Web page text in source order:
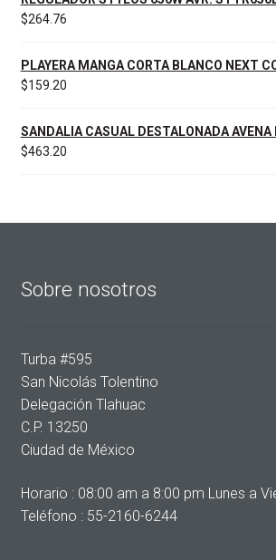
$264.76
PLAYERA MANGA CORTA BLANCO NEXT
$159.20
SANDALIA CASUAL DESTALONADA AVENA
$463.20
Sobre nosotros
Turba #595
San Nicolás Tolentino
Delegación Tlahuac
C.P. 13250
Ciudad de México
Horario : 08:00 am a 8:00 pm Lunes a
Teléfono : 55-2160-6244